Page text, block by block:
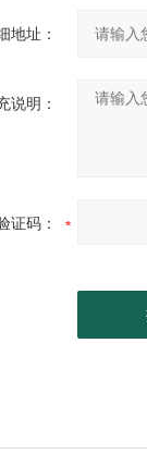
地址：
说明：
证码：